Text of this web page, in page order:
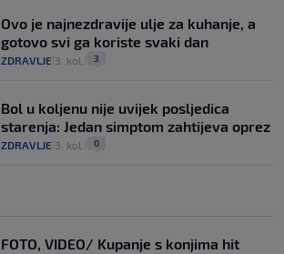
Ovo je najnezdravije ulje za kuhanje, a
gotovo svi ga koriste svaki dan
ZDRAVLJE 3. kol. 3
Bol u koljenu nije uvijek posljedica
starenja: Jedan simptom zahtijeva oprez
ZDRAVLJE 3. kol. 0
FOTO, VIDEO/ Kupanje s konjima hit